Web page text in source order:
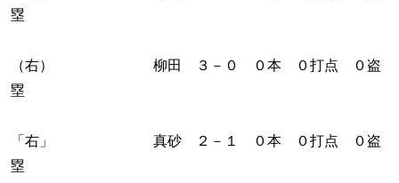
塁
（右） 柳田 ３－０ ０本 ０打点 ０盗
塁
「右」 真砂 ２－１ ０本 ０打点 ０盗
塁